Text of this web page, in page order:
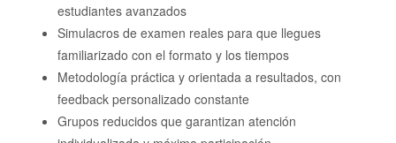
estudiantes avanzados
Simulacros de examen reales para que llegues
familiarizado con el formato y los tiempos
Metodología práctica y orientada a resultados, con
feedback personalizado constante
Grupos reducidos que garantizan atención